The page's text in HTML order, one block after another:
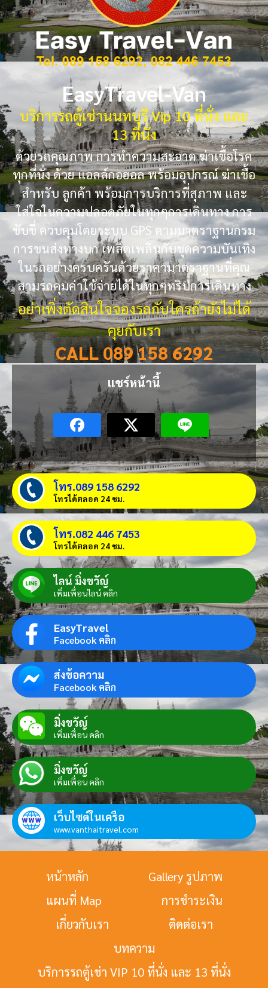
EasyTravel-Van
บริการรถตู้เช่านนทบุรี Vip 10 ที่นั่ง และ
13 ที่นั่ง
ด้วยรถคุณภาพ การทำความสะอาด ฆ่าเชื้อโรค
ทุกที่นั่ง ด้วย แอลล์กอฮอล พร้อมอุปกรณ์ ฆ่าเชื้อ
สำหรับ ลูกค้า พร้อมการบริการที่สุภาพ และ
ใส่ใจในความปลอดภัยในทุกๆการเดินทาง การ
ขับขี่ ควบคุมโดยระบบ GPS ตามมาตราฐานกรม
การขนส่งทางบก เพลิดเพลินกับชุดความบันเทิง
ในรถอย่างครบครันด้วยราคามาตราฐานที่คุณ
สามรถคุมค่าใช้จ่ายได้ในทุกๆทริปการเดินทาง
อย่าเพิ่งตัดสินใจจองรถกับใครถ้ายังไม่ได้
คุยกับเรา
CALL 089 158 6292
แชร์หน้านี้
โทร.089 158 6292
โทรได้ตลอด 24 ชม.
โทร.082 446 7453
โทรได้ตลอด 24 ชม.
ไลน์ มิ่งขวัญ์
เพิ่มเพื่อนไลน์ คลิก
EasyTravel
Facebook คลิก
ส่งข้อความ
Facebook คลิก
มิ่งขวัญ์
เพิ่มเพื่อน คลิก
มิ่งขวัญ์
เพิ่มเพื่อน คลิก
เว็บไซต์ในเครือ
www.vanthaitravel.com
หน้าหลัก
Gallery รูปภาพ
แผนที่ Map
การชำระเงิน
เกี่ยวกับเรา
ติดต่อเรา
บทความ
บริการรถตู้เช่า VIP 10 ที่นั่ง และ 13 ที่นั่ง